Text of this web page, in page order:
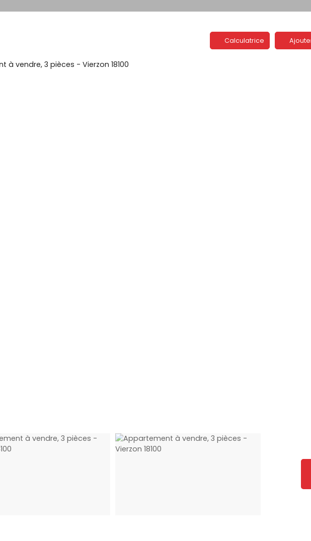
Calculatrice
à vendre, 3 pièces - Vierzon 18100